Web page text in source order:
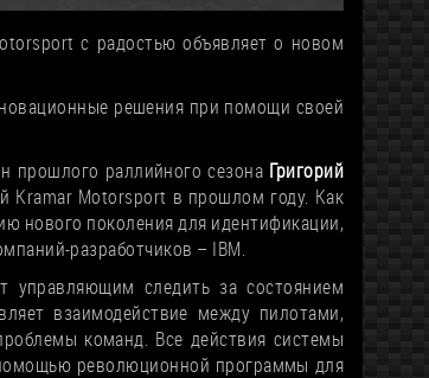
с радостью объявляет о новом
решения при помощи своей
прошлого раллийного сезона Григорий
Kramar Motorsport в прошлом году. Как
нового поколения для идентификации,
разработчиков – IBM.
управляющим следить за состоянием
взаимодействие между пилотами,
команд. Все действия системы
помощью революционной программы для